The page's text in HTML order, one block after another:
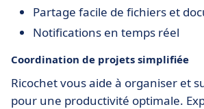
Partage facile de fichiers et
Notifications en temps réel
Coordination de projets simplifiée
Ricochet vous aide à organiser et
pour une productivité optimale.